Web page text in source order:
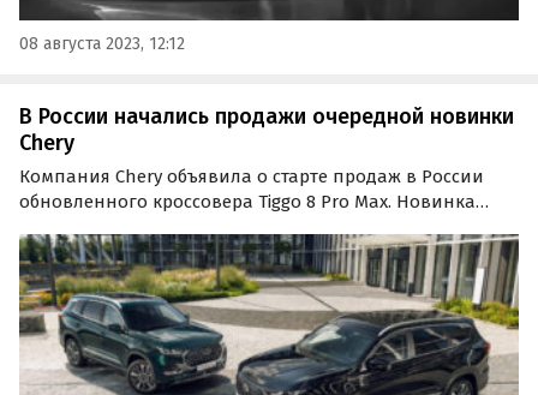
08 августа 2023, 12:12
В России начались продажи очередной новинки
Chery
Компания Chery объявила о старте продаж в России
обновленного кроссовера Tiggo 8 Pro Max. Новинка
Ultimate) по цене от 4,46 млн и 4,61 млн рублей
соответственно, но для первых покупателей…